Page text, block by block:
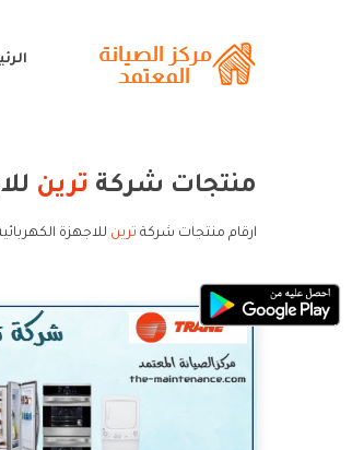
منتجات شركة ترين
ارقام منتجات شركة ترين للاجهزة